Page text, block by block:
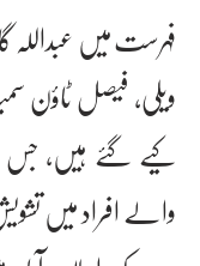
فہرست میں عبداللہ
ویلی، فیصل
کیے گئے ہیں،
والے افراد میں